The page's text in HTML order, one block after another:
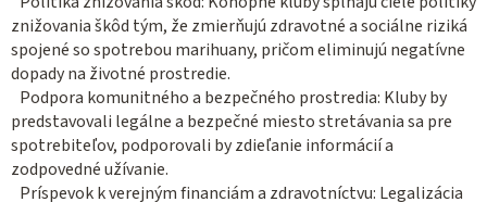
znižovania škôd tým, že zmierňujú zdravotné a sociálne riziká
spojené so spotrebou marihuany, pričom eliminujú negatívne
dopady na životné prostredie.
Podpora komunitného a bezpečného prostredia: Kluby by
predstavovali legálne a bezpečné miesto stretávania sa pre
spotrebiteľov, podporovali by zdieľanie informácií a
zodpovedné užívanie.
Príspevok k verejným financiám a zdravotníctvu: Legalizácia